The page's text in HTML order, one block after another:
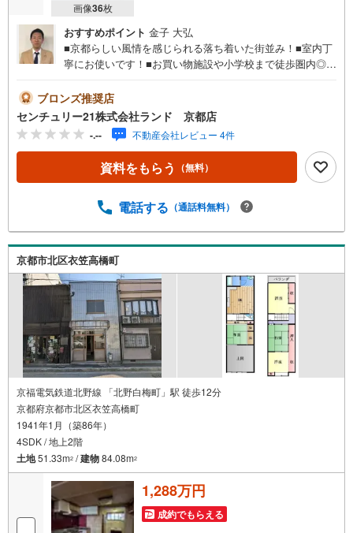
画像36枚
おすすめポイント 金子 大弘
■京都らしい風情を感じられる落ち着いた街並み！■室内丁
寧にお使いです！■お買い物施設や小学校まで徒歩圏内◎物
軽にお問い合わせくださいませ！＜センチュリー21ランド
について＞●センチュリー21ランド京都店は・・・ お客
様のご希望をお客様の目線でご満足いただけるお住いを全
力でお探し致します！●購入・売却・ローンのご相談など、
些細なことでもお気軽にご相談下さいませ！●リフォームの
ご相談も承っております。○京阪鴨東線 「出町柳」駅 徒歩
業時間:10:00～20:00（火曜日・水曜日定休日※祝日は営
能です。ご連絡お待ちしております！
ブロンズ推奨店
センチュリー21株式会社ランド 京都店
-.-- 不動産会社レビュー 4件
資料をもらう （無料）
電話する （通話料無料）
京都市北区衣笠高橋町
京福電気鉄道北野線 「北野白梅町」駅 徒歩12分
京都府京都市北区衣笠高橋町
1941年1月（築86年）
4SDK / 地上2階
土地51.33m2 /建物84.08m2
1,288万円
成約でもらえる